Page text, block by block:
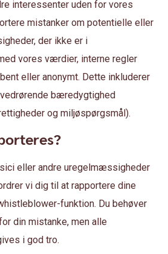
interessenter uden for vores
mistanker om potentielle eller
der ikke er i
vores værdier, interne regler
eller anonymt. Dette inkluderer
bæredygtighed
og miljøspørgsmål).
eller andre uregelmæssigheder
vi dig til at rapportere dine
funktion. Du behøver
din mistanke, men alle
i god tro.